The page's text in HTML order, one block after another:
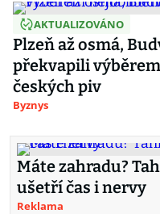
AKTUALIZOVÁNO
Plzeň až osmá,
překvapili
českých piv
Byznys
Máte zahradu?
ušetří čas i nervy
Reklama